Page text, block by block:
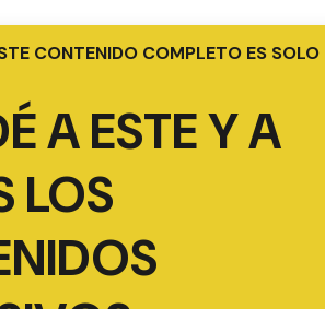
CONTENIDO COMPLETO ES SOLO
A ESTE Y A
LOS